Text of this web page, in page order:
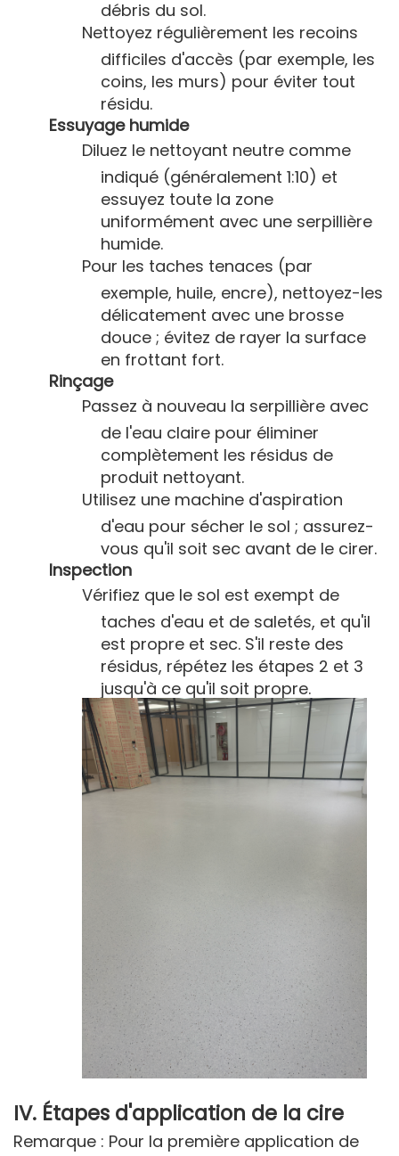
débris du sol.
Nettoyez régulièrement les recoins
difficiles d'accès (par exemple, les
coins, les murs) pour éviter tout
résidu.
Essuyage humide
Diluez le nettoyant neutre comme
indiqué (généralement 1:10) et
essuyez toute la zone
uniformément avec une serpillière
humide.
Pour les taches tenaces (par
exemple, huile, encre), nettoyez-les
délicatement avec une brosse
douce ; évitez de rayer la surface
en frottant fort.
Rinçage
Passez à nouveau la serpillière avec
de l'eau claire pour éliminer
complètement les résidus de
produit nettoyant.
Utilisez une machine d'aspiration
d'eau pour sécher le sol ; assurez-
vous qu'il soit sec avant de le cirer.
Inspection
Vérifiez que le sol est exempt de
taches d'eau et de saletés, et qu'il
est propre et sec. S'il reste des
résidus, répétez les étapes 2 et 3
jusqu'à ce qu'il soit propre.
IV. Étapes d'application de la cire
Remarque : Pour la première application de